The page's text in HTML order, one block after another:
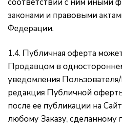
законами и правовыми
Федерации.
1.4. Публичная оферта
Продавцом в
уведомления
редакция Публичной
после ее публикации на
любому Заказу, сделанному